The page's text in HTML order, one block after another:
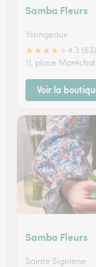
Samba Fleurs
Yssingeaux
★★★★
4.3 (63)
11, place
Voir la
Samba Fleurs
Sainte Sigolene